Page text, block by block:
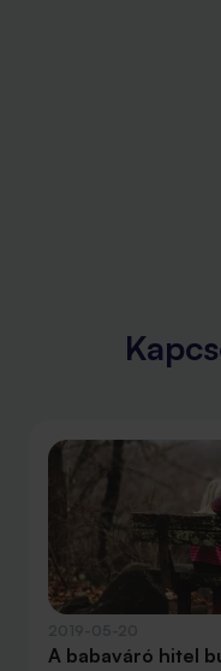
A babaváró hitel buktatói: ők a legnagyobb